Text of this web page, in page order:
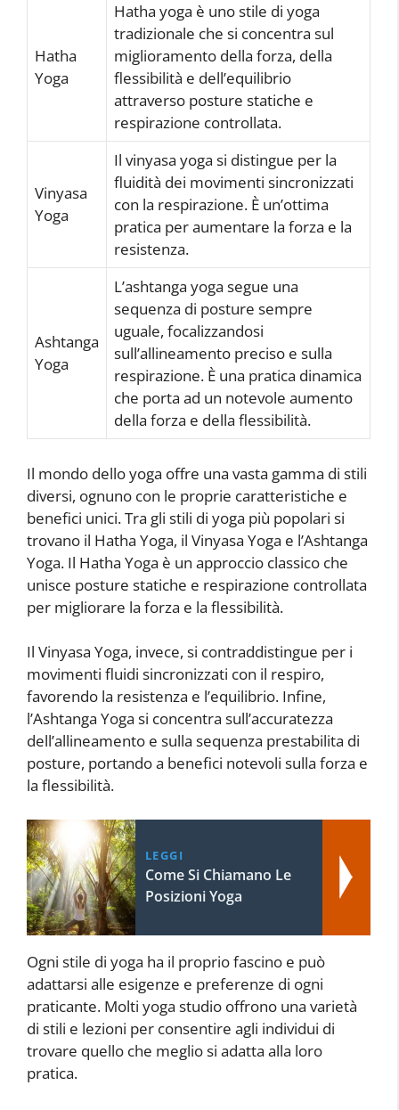
Hatha
Yoga
Hatha yoga è uno stile di yoga
tradizionale che si concentra sul
miglioramento della forza, della
flessibilità e dell’equilibrio
attraverso posture statiche e
respirazione controllata.
Vinyasa
Yoga
Il vinyasa yoga si distingue per la
fluidità dei movimenti sincronizzati
con la respirazione. È un’ottima
pratica per aumentare la forza e la
resistenza.
Ashtanga
Yoga
L’ashtanga yoga segue una
sequenza di posture sempre
uguale, focalizzandosi
sull’allineamento preciso e sulla
respirazione. È una pratica dinamica
che porta ad un notevole aumento
della forza e della flessibilità.
Il mondo dello yoga offre una vasta gamma di stili
diversi, ognuno con le proprie caratteristiche e
benefici unici. Tra gli stili di yoga più popolari si
trovano il Hatha Yoga, il Vinyasa Yoga e l’Ashtanga
Yoga. Il Hatha Yoga è un approccio classico che
unisce posture statiche e respirazione controllata
per migliorare la forza e la flessibilità.
Il Vinyasa Yoga, invece, si contraddistingue per i
movimenti fluidi sincronizzati con il respiro,
favorendo la resistenza e l’equilibrio. Infine,
l’Ashtanga Yoga si concentra sull’accuratezza
dell’allineamento e sulla sequenza prestabilita di
posture, portando a benefici notevoli sulla forza e
la flessibilità.
LEGGI
Come Si Chiamano Le
Posizioni Yoga
Ogni stile di yoga ha il proprio fascino e può
adattarsi alle esigenze e preferenze di ogni
praticante. Molti yoga studio offrono una varietà
di stili e lezioni per consentire agli individui di
trovare quello che meglio si adatta alla loro
pratica.